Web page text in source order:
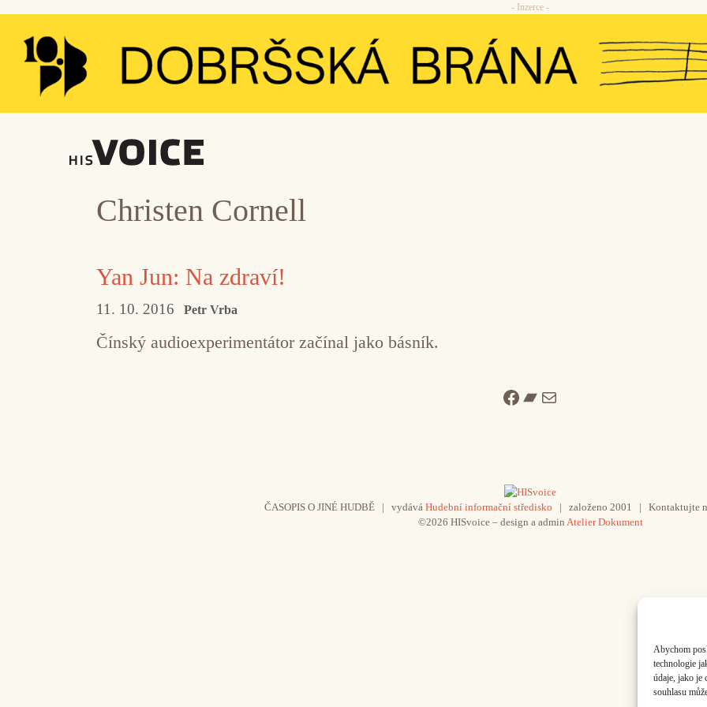
Abychom
technologie
údaje, jako je
souhlasu
Přeskočit
obsah
- Inzerce -
Christen Cornell
Yan Jun: Na zdraví!
11. 10. 2016 Petr Vrba
Čínský audioexperimentátor začínal jako básník.
Facebook
Bandcamp
Mail
ČASOPIS O JINÉ HUDBĚ | vydává Hudební informační středisko | založeno 2001 | Kontaktujte
©2026 HISvoice – design a admin Atelier Dokument